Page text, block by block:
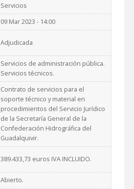
Servicios
09 Mar 2023 - 14:00
Adjudicada
Servicios de administración pública.
Servicios técnicos.
Contrato de servicios para el
soporte técnico y material en
procedimientos del Servicio Jurídico
de la Secretaría General de la
Confederación Hidrográfica del
Guadalquivir.
389.433,73 euros IVA INCLUIDO.
Abierto.